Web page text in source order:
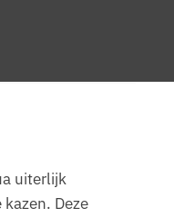
uiterlijk
Deze